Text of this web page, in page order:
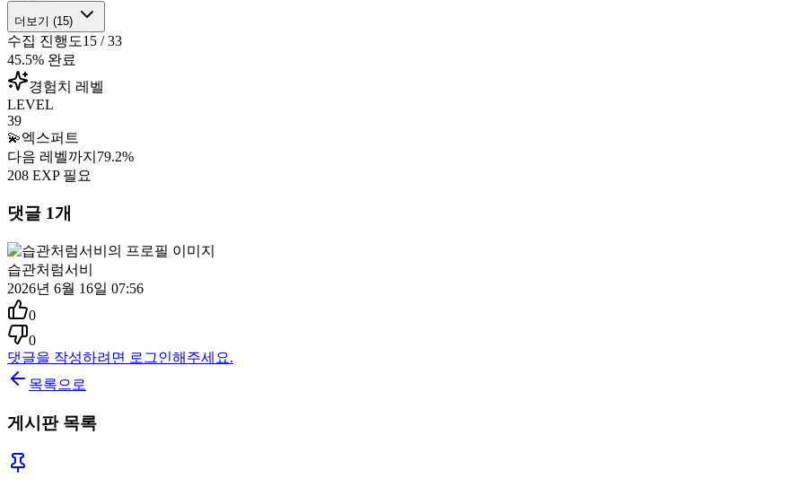
더보기 (15)
수집 진행도15 /33
45.5% 완료
경험치 레벨
LEVEL
39
💫엑스퍼트
다음 레벨까지 79.2%
208 EXP 필요
댓글 1개
습관처럼서비
2026년 6월 16일 07:56
0
0
댓글을 작성하려면 로그인해주세요.
목록으로
게시판 목록